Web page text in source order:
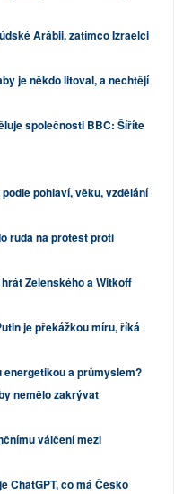
Arábii, zatímco Izraelci
je někdo litoval, a nechtějí
společnosti BBC: Šíříte
pohlaví, věku, vzdělání
ruda na protest proti
Zelenského a Witkoff
je překážkou míru, říká
energetikou a průmyslem?
nemělo zakrývat
válčení mezi
ChatGPT, co má Česko